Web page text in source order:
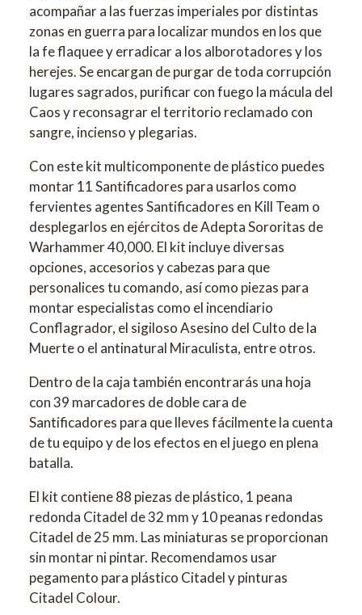
acompañar a las fuerzas imperiales por distintas
zonas en guerra para localizar mundos en los que
la fe flaquee y erradicar a los alborotadores y los
herejes. Se encargan de purgar de toda corrupción
lugares sagrados, purificar con fuego la mácula del
Caos y reconsagrar el territorio reclamado con
sangre, incienso y plegarias.
Con este kit multicomponente de plástico puedes
montar 11 Santificadores para usarlos como
fervientes agentes Santificadores en Kill Team o
desplegarlos en ejércitos de Adepta Sororitas de
Warhammer 40,000. El kit incluye diversas
opciones, accesorios y cabezas para que
personalices tu comando, así como piezas para
montar especialistas como el incendiario
Conflagrador, el sigiloso Asesino del Culto de la
Muerte o el antinatural Miraculista, entre otros.
Dentro de la caja también encontrarás una hoja
con 39 marcadores de doble cara de
Santificadores para que lleves fácilmente la cuenta
de tu equipo y de los efectos en el juego en plena
batalla.
El kit contiene 88 piezas de plástico, 1 peana
redonda Citadel de 32 mm y 10 peanas redondas
Citadel de 25 mm. Las miniaturas se proporcionan
sin montar ni pintar. Recomendamos usar
pegamento para plástico Citadel y pinturas
Citadel Colour.